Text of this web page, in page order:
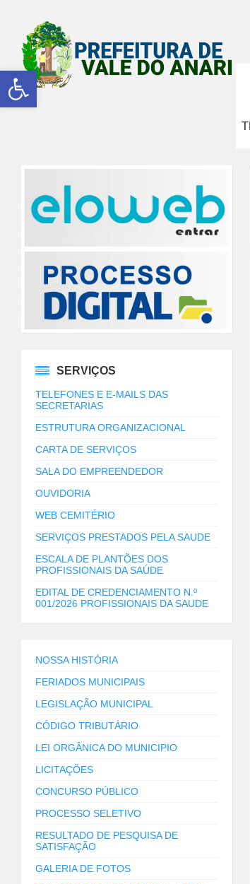
Abrir a barra de ferramentas
SERVIÇOS
TELEFONES E E-MAILS DAS
SECRETARIAS
ESTRUTURA ORGANIZACIONAL
CARTA DE SERVIÇOS
SALA DO EMPREENDEDOR
OUVIDORIA
WEB CEMITÉRIO
SERVIÇOS PRESTADOS PELA SAUDE
ESCALA DE PLANTÕES DOS
PROFISSIONAIS DA SAÚDE
EDITAL DE CREDENCIAMENTO N.º
001/2026 PROFISSIONAIS DA SAUDE
NOSSA HISTÓRIA
FERIADOS MUNICIPAIS
LEGISLAÇÃO MUNICIPAL
CÓDIGO TRIBUTÁRIO
LEI ORGÂNICA DO MUNICIPIO
LICITAÇÕES
CONCURSO PÚBLICO
PROCESSO SELETIVO
RESULTADO DE PESQUISA DE
SATISFAÇÃO
GALERIA DE FOTOS